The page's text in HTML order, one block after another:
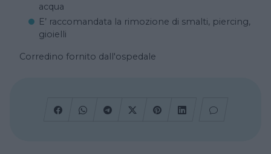
acqua
E’ raccomandata la rimozione di smalti, piercing,
gioielli
Corredino fornito dall'ospedale